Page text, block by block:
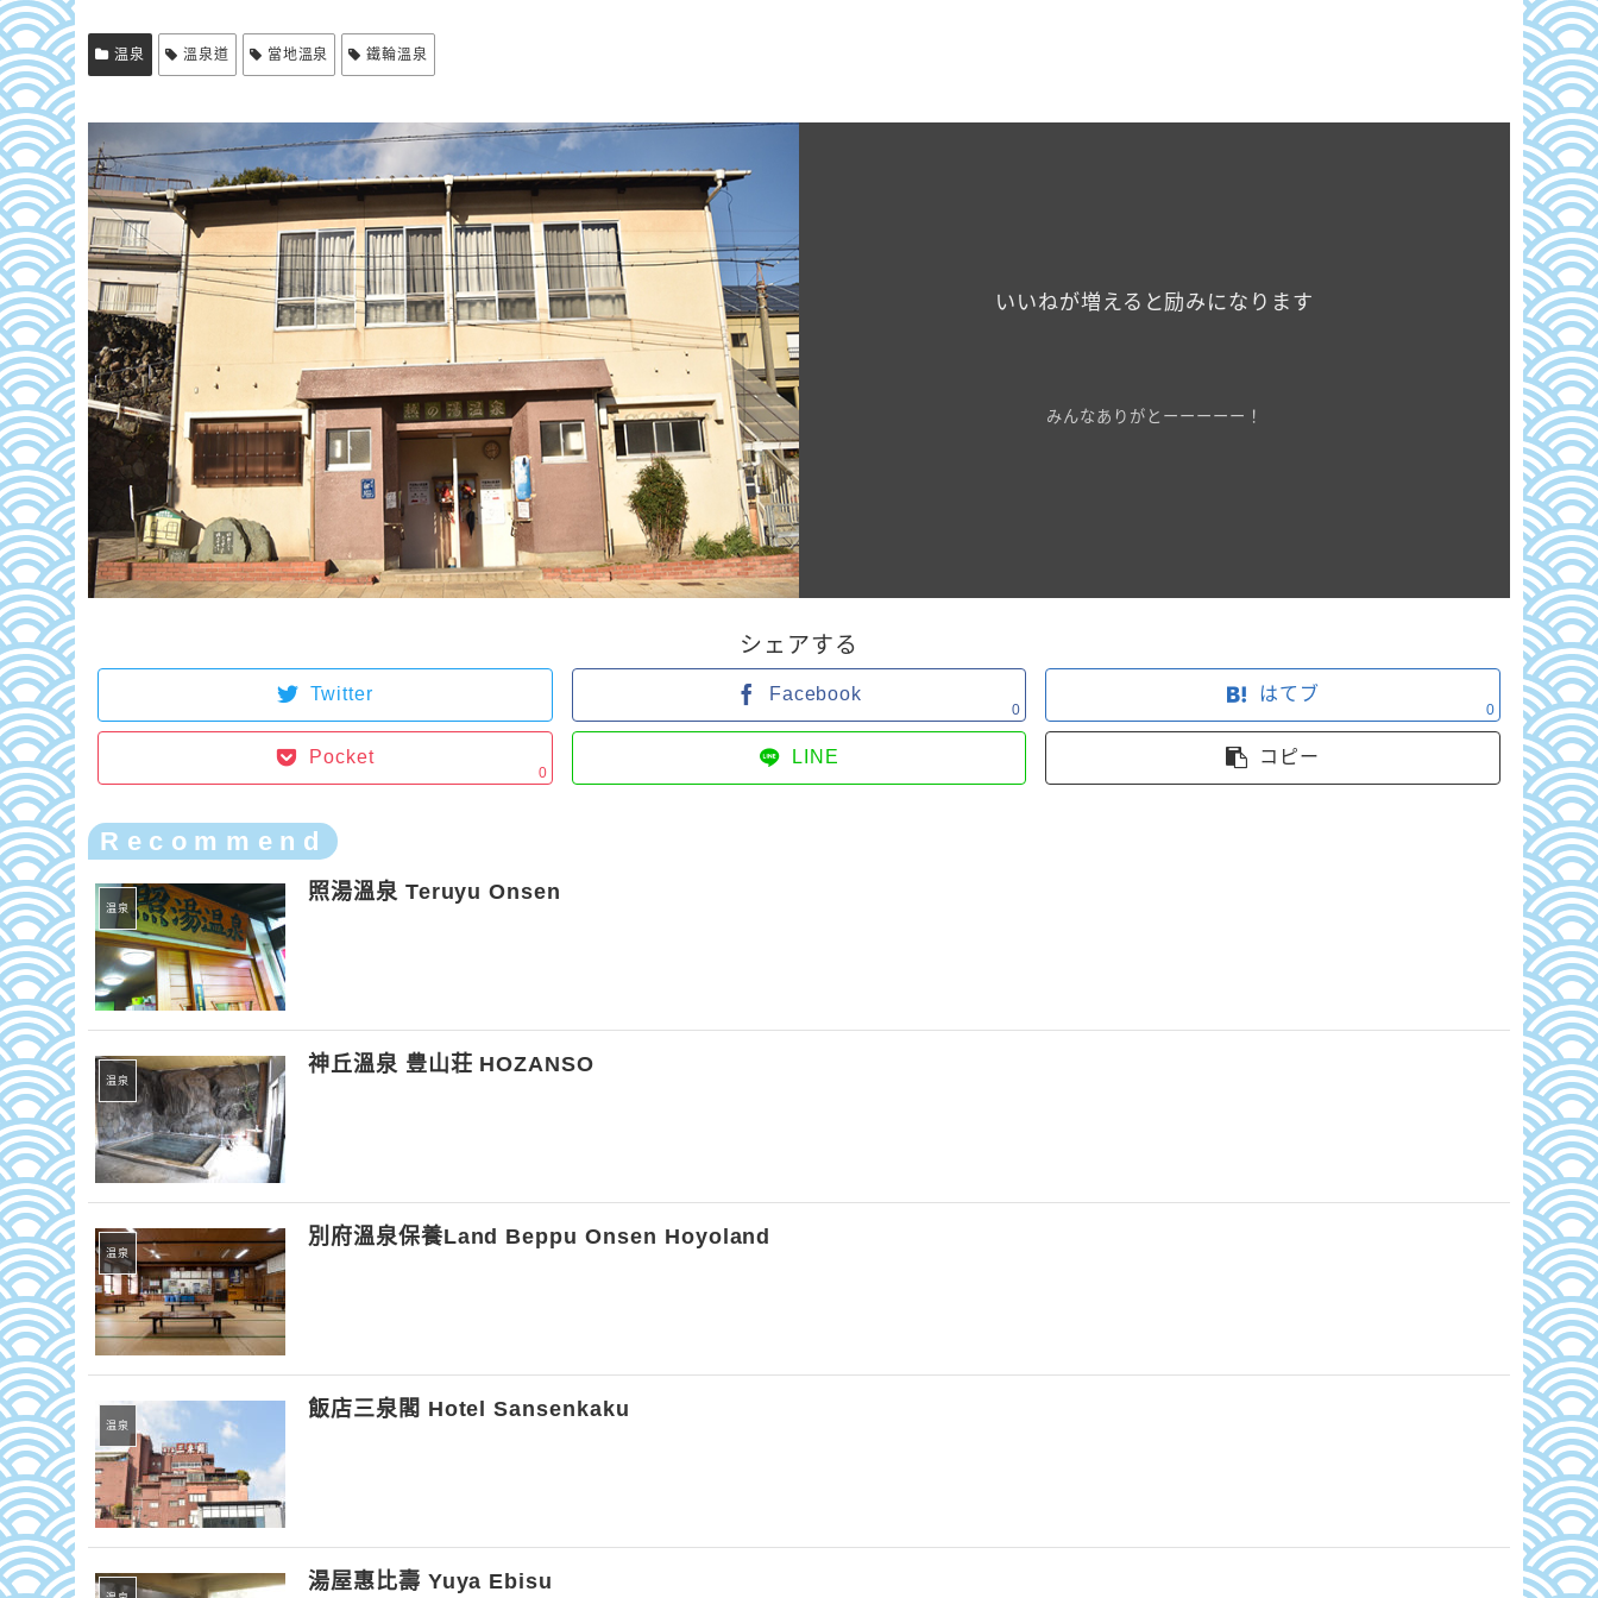
温泉 溫泉道 當地溫泉 鐵輪溫泉
いいねが増えると励みになります
みんなありがとーーーーー！
シェアする
Twitter Facebook
0
はてブ
0
Pocket
0
LINE コピー
Recommend
温泉
照湯溫泉 Teruyu Onsen
温泉
神丘溫泉 豊山荘 HOZANSO
温泉
別府溫泉保養Land Beppu Onsen Hoyoland
温泉
飯店三泉閣 Hotel Sansenkaku
湯屋惠比壽 Yuya Ebisu